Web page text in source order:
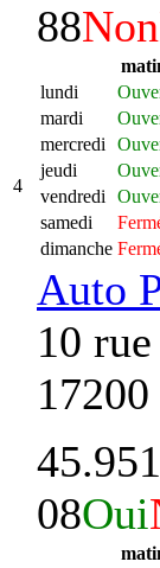
4
88Non
lundi
mardi
mercredi
jeudi
vendredi
samedi
dimanche
Auto
10
08Oui